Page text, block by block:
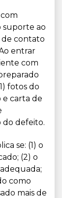
suporte ao
contato
entrar
com
fotos do
e carta de
do defeito.
se: (1) o
(2) o
como
mais de